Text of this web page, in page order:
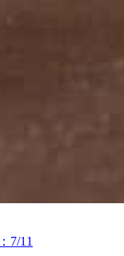
7/11